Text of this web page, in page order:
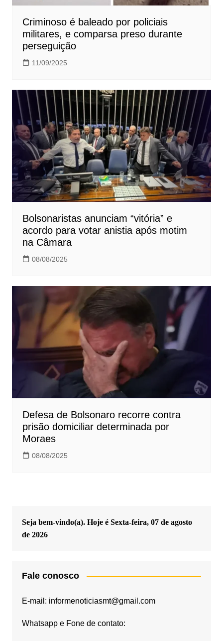
Criminoso é baleado por policiais
militares, e comparsa preso durante
perseguição
11/09/2025
Bolsonaristas anunciam “vitória” e
acordo para votar anistia após motim
na Câmara
08/08/2025
Defesa de Bolsonaro recorre contra
prisão domiciliar determinada por
Moraes
08/08/2025
Seja bem-vindo(a). Hoje é Sexta-feira, 07 de agosto
de 2026
Fale conosco
E-mail: informenoticiasmt@gmail.com
Whatsapp e Fone de contato: